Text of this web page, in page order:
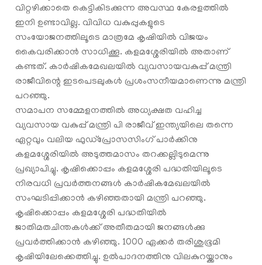
വിറ്റഴിക്കാതെ കെട്ടികിടക്കുന്ന അവസ്ഥ കേരളത്തില്‍
ഇനി ഉണ്ടാവില്ല. വിവിധ വകുപ്പുകളുടെ
സംയോജനത്തിലൂടെ മാത്രമേ കൃഷിയിൽ വിജയം
കൈവരിക്കാൻ സാധിക്കൂ. കളമശ്ശേരിയില്‍ അതാണ്
കണ്ടത്. കാർഷികമേഖലയിൽ വ്യവസായവകുപ്പ് മന്ത്രി
രാജീവിന്റെ ഇടപെടലുകള്‍ പ്രശംസനീയമാണെന്നു മന്ത്രി
പറഞ്ഞു.
സമാപന സമ്മേളനത്തിൽ അധ്യക്ഷത വഹിച്ച
വ്യവസായ വകുപ്പ് മന്ത്രി പി രാജീവ് ഇന്ത്യയിലെ തന്നെ
ഏറ്റവും വലിയ ഫുഡ്പ്രോസസിംഗ് പാർക്കിനു
കളമശ്ശേരിയിൽ അടുത്തമാസം തറക്കല്ലിടുമെന്നു
പ്രഖ്യാപിച്ചു. കൃഷിക്കൊപ്പം കളമശ്ശേരി പദ്ധതിയിലൂടെ
നിരവധി പ്രവർത്തനങ്ങൾ കാർഷികമേഖലയിൽ
സംഘടിപ്പിക്കാൻ കഴിഞ്ഞതായി മന്ത്രി പറഞ്ഞു.
കൃഷിക്കൊപ്പം കളമശ്ശേരി പദ്ധതിയിൽ
ജാതിമതചിന്തകൾക്ക് അതീതമായി ജനങ്ങൾക്കു
പ്രവർത്തിക്കാൻ കഴിഞ്ഞു. 1000 ഏക്കർ തരിശുഭൂമി
കൃഷിയിലേക്കെത്തിച്ചു. ഉൽപാദനത്തിനു വിലകുറയ്ക്കാനും